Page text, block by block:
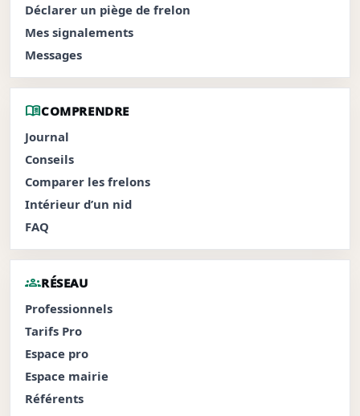
Déclarer un piège de frelon
Mes signalements
Messages
menu_bookCOMPRENDRE
Journal
Conseils
Comparer les frelons
Intérieur d’un nid
FAQ
groupsRÉSEAU
Professionnels
Tarifs Pro
Espace pro
Espace mairie
Référents